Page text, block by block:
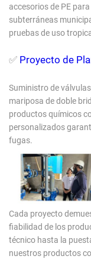
accesorios de PE
subterráneas
pruebas de uso
✅ Proyecto de
Suministro de
mariposa de doble
productos químicos
personalizados
fugas.
Cada proyecto
fiabilidad de los
técnico hasta la
nuestros productos